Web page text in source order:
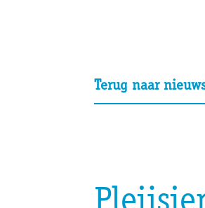
Terug naar